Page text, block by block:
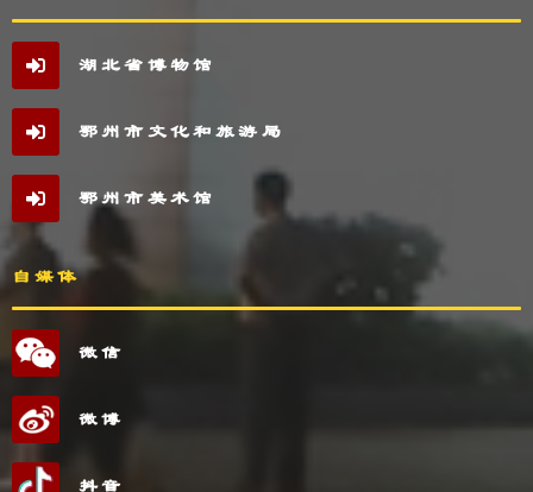
湖北省博物馆
鄂州市文化和旅游局
鄂州市美术馆
自媒体
微信
微博
抖音